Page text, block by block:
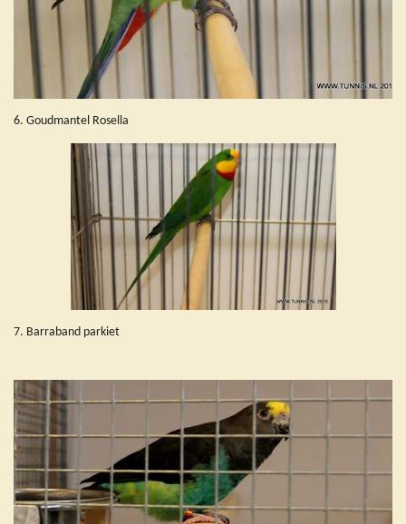
6. Goudmantel Rosella
7. Barraband parkiet